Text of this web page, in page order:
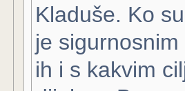
Kladuše. Ko
je
ih i s kakvim